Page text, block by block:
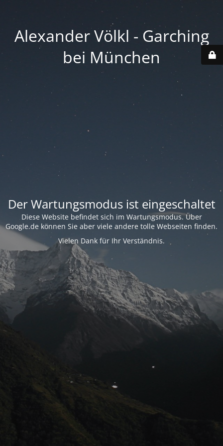
Alexander Völkl - Garching
bei München
Der Wartungsmodus ist eingeschaltet
Diese Website befindet sich im Wartungsmodus. Über
Google.de können Sie aber viele andere tolle Webseiten finden.
Vielen Dank für Ihr Verständnis.